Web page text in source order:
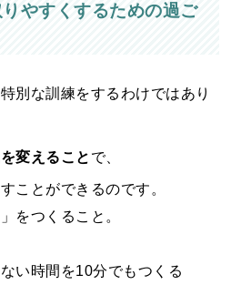
やすくするための過ご
別な訓練をするわけではあり
変えること で、
ことができるのです。
をつくること。
い時間を10分でもつくる